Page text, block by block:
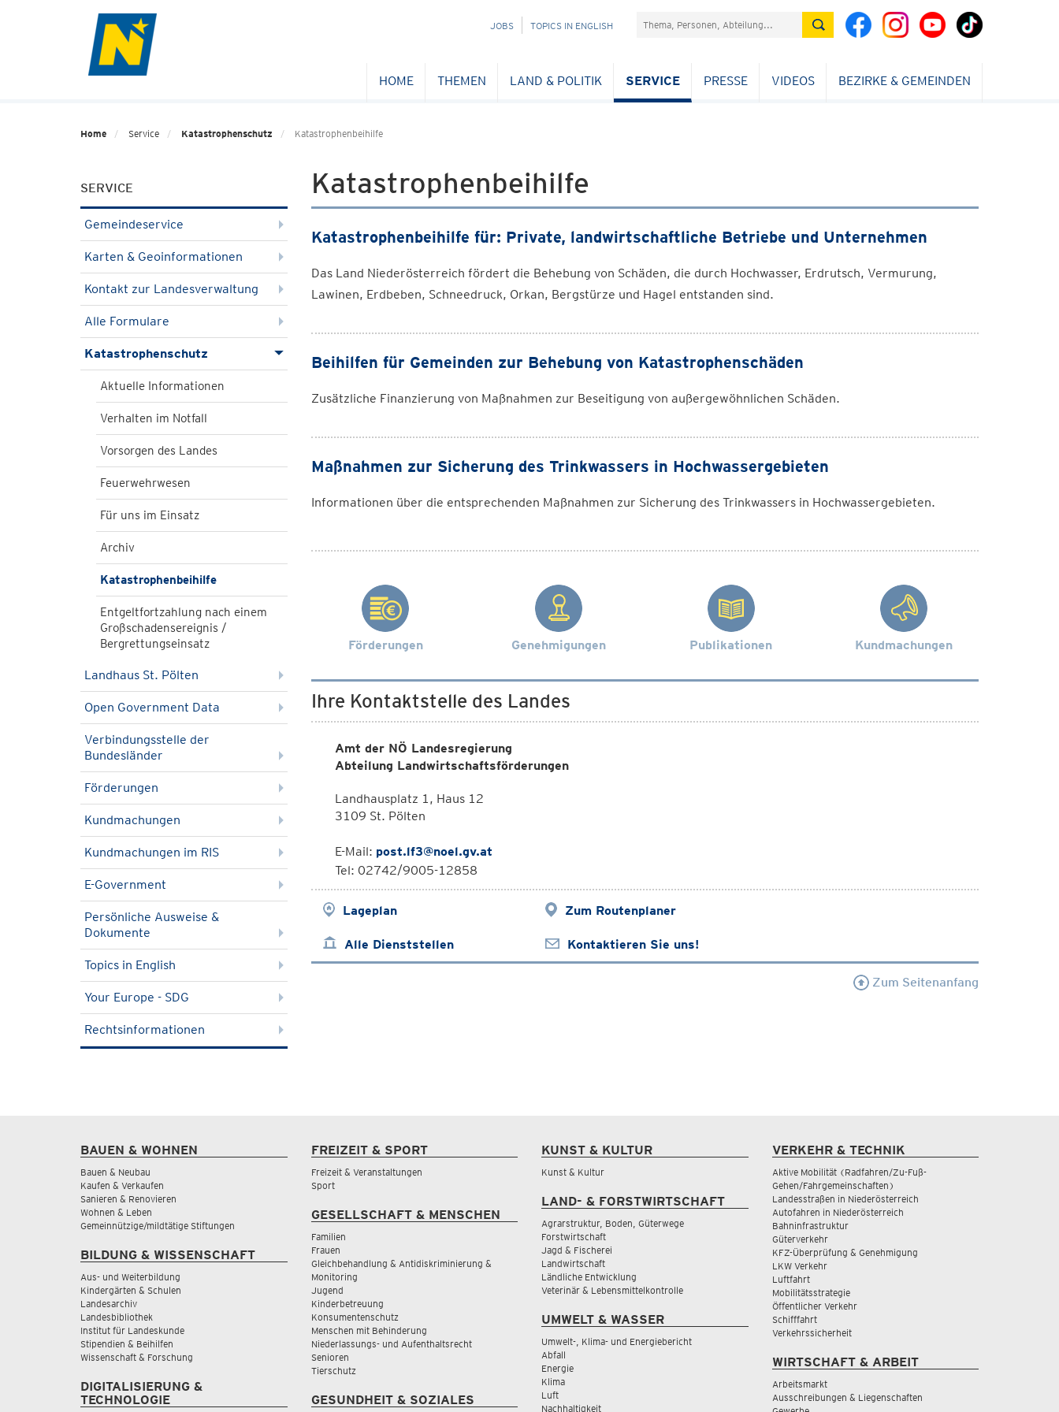
NAVIGATION
JOBS TOPICS IN ENGLISH Suchefeld
HOME THEMEN LAND & POLITIK SERVICE PRESSE VIDEOS BEZIRKE & GEMEINDEN
Home Service Katastrophenschutz Katastrophenbeihilfe
SERVICE
Gemeindeservice
Karten & Geoinformationen
Kontakt zur Landesverwaltung
Alle Formulare
Katastrophenschutz
Aktuelle Informationen
Verhalten im Notfall
Vorsorgen des Landes
Feuerwehrwesen
Für uns im Einsatz
Archiv
Katastrophenbeihilfe
Entgeltfortzahlung nach einem
Großschadensereignis /
Bergrettungseinsatz
Landhaus St. Pölten
Open Government Data
Verbindungsstelle der
Bundesländer
Förderungen
Kundmachungen
Kundmachungen im RIS
E-Government
Persönliche Ausweise &
Dokumente
Topics in English
Your Europe - SDG
Rechtsinformationen
Katastrophenbeihilfe
Katastrophenbeihilfe für: Private, landwirtschaftliche Betriebe und Unternehmen
Das Land Niederösterreich fördert die Behebung von Schäden, die durch Hochwasser, Erdrutsch, Vermurung,
Lawinen, Erdbeben, Schneedruck, Orkan, Bergstürze und Hagel entstanden sind.
Beihilfen für Gemeinden zur Behebung von Katastrophenschäden
Zusätzliche Finanzierung von Maßnahmen zur Beseitigung von außergewöhnlichen Schäden.
Maßnahmen zur Sicherung des Trinkwassers in Hochwassergebieten
Informationen über die entsprechenden Maßnahmen zur Sicherung des Trinkwassers in Hochwassergebieten.
Förderungen Genehmigungen Publikationen Kundmachungen
Ihre Kontaktstelle des Landes
Amt der NÖ Landesregierung
Abteilung Landwirtschaftsförderungen
Landhausplatz 1, Haus 12
3109 St. Pölten
E-Mail: post.lf3@noel.gv.at
Tel: 02742/9005-12858
Lageplan Zum Routenplaner
Alle Dienststellen Kontaktieren Sie uns!
Zum Seitenanfang
BAUEN & WOHNEN
Bauen & Neubau
Kaufen & Verkaufen
Sanieren & Renovieren
Wohnen & Leben
Gemeinnützige/mildtätige Stiftungen
BILDUNG & WISSENSCHAFT
Aus- und Weiterbildung
Kindergärten & Schulen
Landesarchiv
Landesbibliothek
Institut für Landeskunde
Stipendien & Beihilfen
Wissenschaft & Forschung
DIGITALISIERUNG &
TECHNOLOGIE
FREIZEIT & SPORT
Freizeit & Veranstaltungen
Sport
GESELLSCHAFT & MENSCHEN
Familien
Frauen
Gleichbehandlung & Antidiskriminierung &
Monitoring
Jugend
Kinderbetreuung
Konsumentenschutz
Menschen mit Behinderung
Niederlassungs- und Aufenthaltsrecht
Senioren
Tierschutz
GESUNDHEIT & SOZIALES
KUNST & KULTUR
Kunst & Kultur
LAND- & FORSTWIRTSCHAFT
Agrarstruktur, Boden, Güterwege
Forstwirtschaft
Jagd & Fischerei
Landwirtschaft
Ländliche Entwicklung
Veterinär & Lebensmittelkontrolle
UMWELT & WASSER
Umwelt-, Klima- und Energiebericht
Abfall
Energie
Klima
Luft
Nachhaltigkeit
VERKEHR & TECHNIK
Aktive Mobilität (Radfahren/Zu-Fuß-
Gehen/Fahrgemeinschaften)
Landesstraßen in Niederösterreich
Autofahren in Niederösterreich
Bahninfrastruktur
Güterverkehr
KFZ-Überprüfung & Genehmigung
LKW Verkehr
Luftfahrt
Mobilitätsstrategie
Öffentlicher Verkehr
Schifffahrt
Verkehrssicherheit
WIRTSCHAFT & ARBEIT
Arbeitsmarkt
Ausschreibungen & Liegenschaften